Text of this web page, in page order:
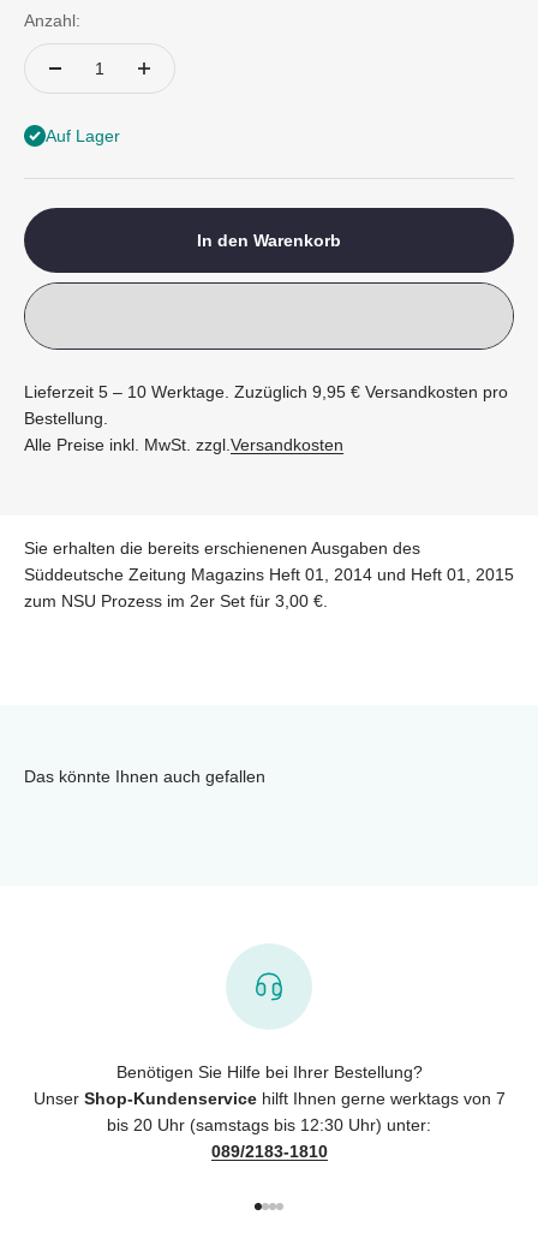
Anzahl:
Auf Lager
In den Warenkorb
Lieferzeit 5 – 10 Werktage. Zuzüglich 9,95 € Versandkosten pro
Bestellung.
Alle Preise inkl. MwSt. zzgl.Versandkosten
Sie erhalten die bereits erschienenen Ausgaben des
Süddeutsche Zeitung Magazins Heft 01, 2014 und Heft 01, 2015
zum NSU Prozess im 2er Set für 3,00 €.
Das könnte Ihnen auch gefallen
Benötigen Sie Hilfe bei Ihrer Bestellung?
Unser Shop-Kundenservicehilft Ihnen gerne werktags von 7
bis 20 Uhr (samstags bis 12:30 Uhr) unter:
089/2183-1810